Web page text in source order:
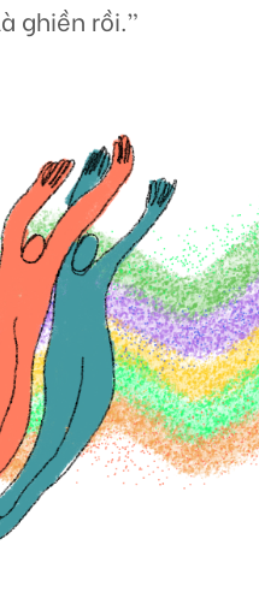
ghiền rồi.”